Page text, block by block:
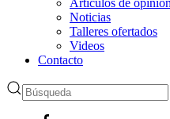
Artículos de opinión
Noticias
Talleres ofertados
Videos
Contacto